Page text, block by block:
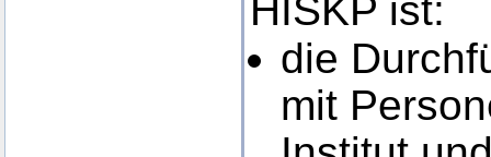
HISKP ist:
die
mit